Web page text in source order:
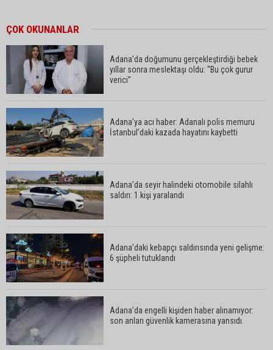
ÇOK OKUNANLAR
Adana’da doğumunu gerçekleştirdiği bebek
yıllar sonra meslektaşı oldu: “Bu çok gurur
verici”
Adana’ya acı haber: Adanalı polis memuru
İstanbul’daki kazada hayatını kaybetti
Adana’da seyir halindeki otomobile silahlı
saldırı: 1 kişi yaralandı
Adana’daki kebapçı saldırısında yeni gelişme:
6 şüpheli tutuklandı
Adana’da engelli kişiden haber alınamıyor:
son anları güvenlik kamerasına yansıdı.